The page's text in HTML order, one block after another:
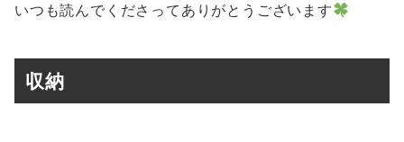
いつも読んでくださってありがとうございます
収納